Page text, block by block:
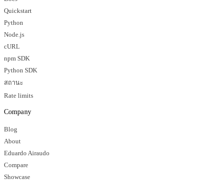
Quickstart
Python
Node.js
cURL
npm SDK
Python SDK
สถานะ
Rate limits
Company
Blog
About
Eduardo Airaudo
Compare
Showcase